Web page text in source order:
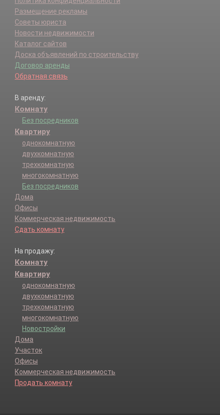
Размещение рекламы
Советы юриста
Новости недвижимости
Каталог сайтов
Доска объявлений по строительству
Договор аренды
Обратная связь
В аренду:
Комнату
Без посредников
Квартиру
однокомнатную
двухкомнатную
трехкомнатную
многокомнатную
Без посредников
Дома
Офисы
Коммерческая недвижимость
Сдать комнату
На продажу:
Комнату
Квартиру
однокомнатную
двухкомнатную
трехкомнатную
многокомнатную
Новостройки
Дома
Участок
Офисы
Коммерческая недвижимость
Продать комнату